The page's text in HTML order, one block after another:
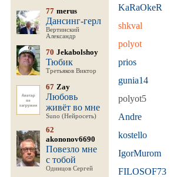
77 merus
Дансинг-герл
Вертинский
Александр
70 Jekabolshoy
Тюбик
Третьяков Виктор
67 Zay
Любовь
живёт во мне
Suno (Нейросеть)
62
akononov6690
Повезло мне
с тобой
Одинцов Сергей
KaRaOkeR
shkval
polyot
prios
gunia14
polyot5
Andre
kostello
IgorMurom
FILOSOF73